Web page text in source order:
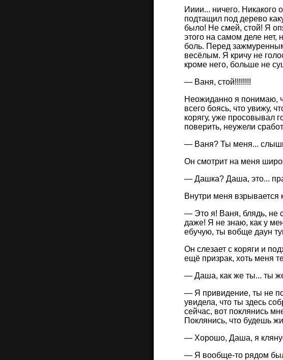
Ииии... ничего. Никакого
подтащил под дерево
было! Не смей, стой! Я
этого на самом деле нет,
боль. Перед
весёлым. Я кричу не
кроме него, больше не
— Ваня, стой!!!!!!!!
Неожиданно я понимаю,
всего боясь, что увижу,
корягу, уже просовывал
поверить, неужели
— Ваня? Ты меня...
Он смотрит на меня
— Дашка? Даша, это...
Внутри меня взрывается
— Это я! Ваня, блядь, не
даже! Я не знаю, как у
ебучую, ты вобще даун
Он слезает с коряги и
ещё призрак, хоть меня
— Даша, как же ты... ты же
— Я привидение, ты не
увидела, что ты здесь
сейчас, вот поклянись
Поклянись, что будешь
— Хорошо, Даша, я
— Я вообще-то рядом